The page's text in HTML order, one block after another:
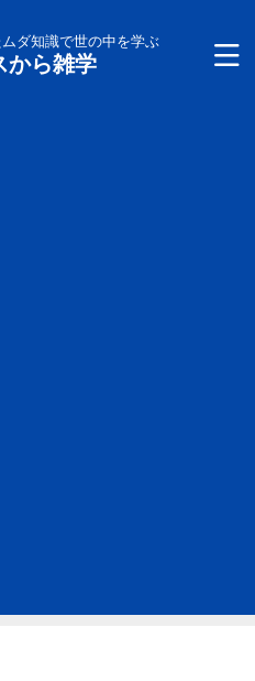
ダ知識で世の中を学ぶ
から雑学